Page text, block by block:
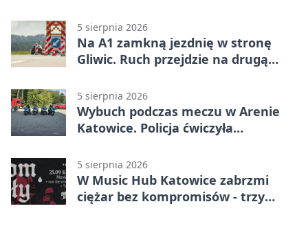
5 sierpnia 2026
Na A1 zamkną jezdnię w stronę
Gliwic. Ruch przejdzie na drugą
5 sierpnia 2026
Wybuch podczas meczu w Arenie
Katowice. Policja ćwiczyła
5 sierpnia 2026
W Music Hub Katowice zabrzmi
ciężar bez kompromisów - trzy